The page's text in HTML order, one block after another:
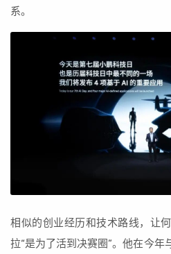
系。
相似的创业经历和技术路线，让
拉“是为了活到决赛圈”。他在今年